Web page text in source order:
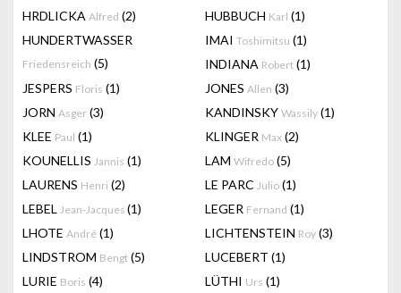
HRDLICKA Alfred (2) HUBBUCH Karl (1)
HUNDERTWASSER
Friedensreich (5)
IMAI Toshimitsu (1)
INDIANA Robert (1)
JESPERS Floris (1) JONES Allen (3)
JORN Asger (3) KANDINSKY Wassily (1)
KLEE Paul (1) KLINGER Max (2)
KOUNELLIS Jannis (1) LAM Wifredo (5)
LAURENS Henri (2) LE PARC Julio (1)
LEBEL Jean-Jacques (1) LEGER Fernand (1)
LHOTE André (1) LICHTENSTEIN Roy (3)
LINDSTROM Bengt (5) LUCEBERT (1)
LURIE Boris (4) LÜTHI Urs (1)